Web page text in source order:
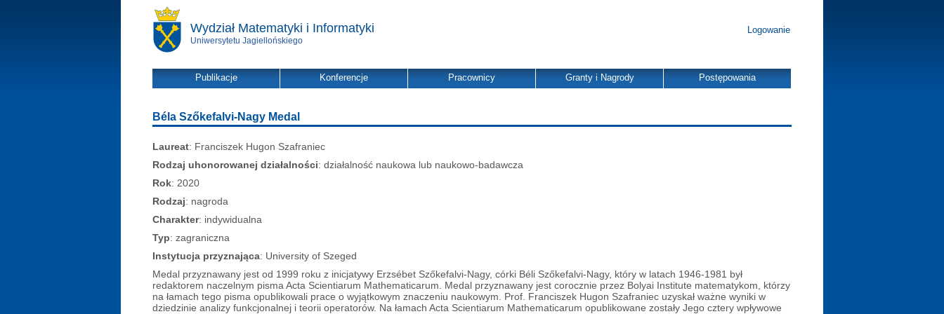
Wydział Matematyki i Informatyki
Uniwersytetu Jagiellońskiego
Logowanie
Publikacje Konferencje Pracownicy Granty i Nagrody Postępowania
Béla Szőkefalvi-Nagy Medal
Laureat: Franciszek Hugon Szafraniec
Rodzaj uhonorowanej działalności: działalność naukowa lub naukowo-badawcza
Rok: 2020
Rodzaj: nagroda
Charakter: indywidualna
Typ: zagraniczna
Instytucja przyznająca: University of Szeged
Medal przyznawany jest od 1999 roku z inicjatywy Erzsébet Szőkefalvi-Nagy, córki Béli Szőkefalvi-Nagy, który w latach 1946-1981 był
redaktorem naczelnym pisma Acta Scientiarum Mathematicarum. Medal przyznawany jest corocznie przez Bolyai Institute matematykom, którzy
na łamach tego pisma opublikowali prace o wyjątkowym znaczeniu naukowym. Prof. Franciszek Hugon Szafraniec uzyskał ważne wyniki w
dziedzinie analizy funkcjonalnej i teorii operatorów. Na łamach Acta Scientiarum Mathematicarum opublikowane zostały Jego cztery wpływowe